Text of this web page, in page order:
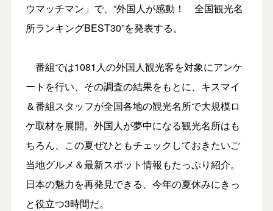
ウマッチマン」で、“外国人が感動！ 全国観光名
所ランキングBEST30”を発表する。
番組では1081人の外国人観光客を対象にアンケ
ートを行い、その調査の結果をもとに、キスマイ
＆番組スタッフが全国各地の観光名所で大規模ロ
ケ取材を展開。外国人が夢中になる観光名所はも
ちろん、この夏ぜひともチェックしておきたいご
当地グルメ＆最新スポット情報もたっぷり紹介。
日本の魅力を再発見できる、今年の夏休みにきっ
と役立つ3時間だ。